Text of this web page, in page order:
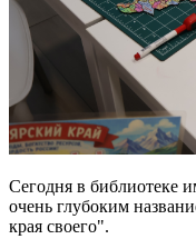
Сегодня в библиотеке
очень глубоким
края своего".